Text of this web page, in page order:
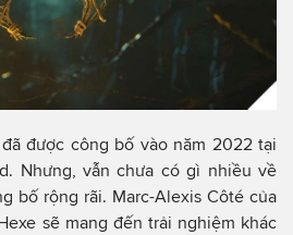
được công bố vào năm 2022 tại
Nhưng, vẫn chưa có gì nhiều về
bố rộng rãi. Marc-Alexis Côté của
sẽ mang đến trải nghiệm khác